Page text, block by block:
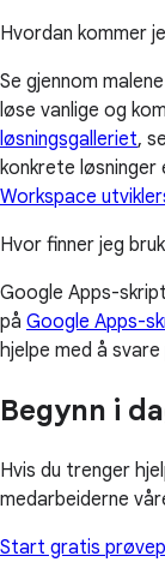
Hvordan kommer
Se gjennom
løse vanlige og
løsningsgalleriet,
konkrete
Workspace
Hvor finner jeg
Google Apps-
på Google Apps-
hjelpe med å
Begynn i
Hvis du trenger
medarbeiderne
Start gratis